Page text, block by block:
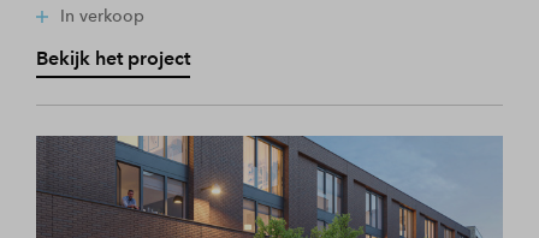
In verkoop
Bekijk het project